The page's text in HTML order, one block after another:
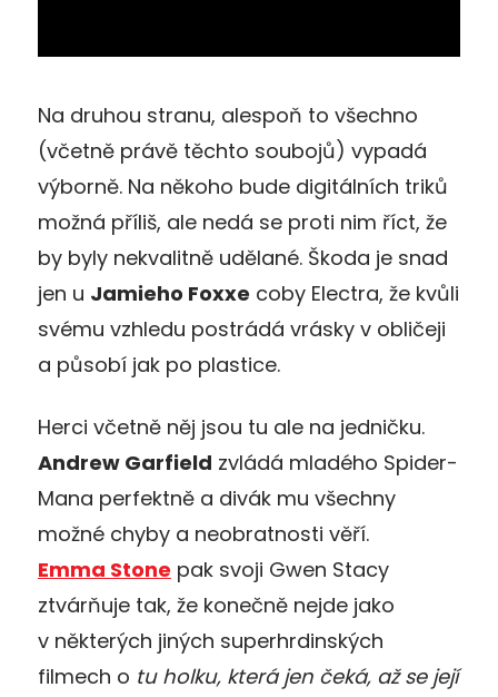
Na druhou stranu, alespoň to všechno
(včetně právě těchto soubojů) vypadá
výborně. Na někoho bude digitálních triků
možná příliš, ale nedá se proti nim říct, že
by byly nekvalitně udělané. Škoda je snad
jen u Jamieho Foxxe coby Electra, že kvůli
svému vzhledu postrádá vrásky v obličeji
a působí jak po plastice.
Herci včetně něj jsou tu ale na jedničku.
Andrew Garfield zvládá mladého Spider-
Mana perfektně a divák mu všechny
možné chyby a neobratnosti věří.
Emma Stone pak svoji Gwen Stacy
ztvárňuje tak, že konečně nejde jako
v některých jiných superhrdinských
filmech o tu holku, která jen čeká, až se její